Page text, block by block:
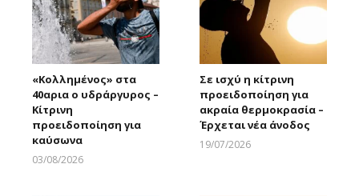
«Κολλημένος» στα
40αρια ο υδράργυρος –
Κίτρινη
προειδοποίηση για
καύσωνα
03/08/2026
Σε ισχύ η κίτρινη
προειδοποίηση για
ακραία θερμοκρασία –
Έρχεται νέα άνοδος
19/07/2026